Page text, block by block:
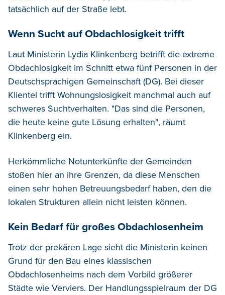
tatsächlich auf der Straße lebt.
Wenn Sucht auf Obdachlosigkeit trifft
Laut Ministerin Lydia Klinkenberg betrifft die extreme
Obdachlosigkeit im Schnitt etwa fünf Personen in der
Deutschsprachigen Gemeinschaft (DG). Bei dieser
Klientel trifft Wohnungslosigkeit manchmal auch auf
schweres Suchtverhalten. "Das sind die Personen,
die heute keine gute Lösung erhalten", räumt
Klinkenberg ein.
Herkömmliche Notunterkünfte der Gemeinden
stoßen hier an ihre Grenzen, da diese Menschen
einen sehr hohen Betreuungsbedarf haben, den die
lokalen Strukturen allein nicht leisten können.
Kein Bedarf für großes Obdachlosenheim
Trotz der prekären Lage sieht die Ministerin keinen
Grund für den Bau eines klassischen
Obdachlosenheims nach dem Vorbild größerer
Städte wie Verviers. Der Handlungsspielraum der DG